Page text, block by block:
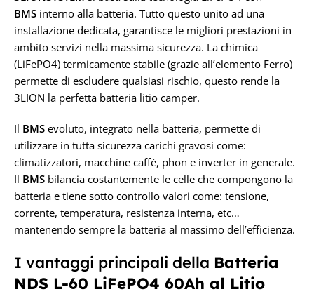
BMS interno alla batteria. Tutto questo unito ad una
installazione dedicata, garantisce le migliori prestazioni in
ambito servizi nella massima sicurezza. La chimica
(LiFePO4) termicamente stabile (grazie all’elemento Ferro)
permette di escludere qualsiasi rischio, questo rende la
3LION la perfetta batteria litio camper.
Il BMS evoluto, integrato nella batteria, permette di
utilizzare in tutta sicurezza carichi gravosi come:
climatizzatori, macchine caffè, phon e inverter in generale.
Il BMS bilancia costantemente le celle che compongono la
batteria e tiene sotto controllo valori come: tensione,
corrente, temperatura, resistenza interna, etc…
mantenendo sempre la batteria al massimo dell’efficienza.
I vantaggi principali della Batteria
NDS L-60 LiFePO4 60Ah al Litio